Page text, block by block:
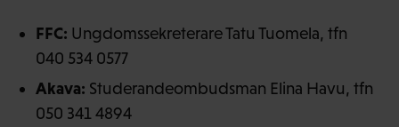
FFC: Ungdomssekreterare Tatu Tuomela, tfn
040 534 0577
Akava: Studerandeombudsman Elina Havu, tfn
050 341 4894